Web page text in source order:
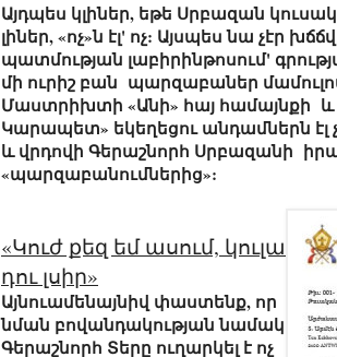
Այդպես կլիներ, եթե Սրբազան
լիներ, «ոչ»ն էլ' ոչ: Այսպես նա չէր
պատմության լաբիրինթոսում'
մի ուրիշ բան պարզաբաներ
Մաստրիխտի «Անի» հայ համայնքի և
Կարապետ» եկեղեցու անդամներն
և վրդովի Գերաշնորհ Սրբազանի
«պարզաբանումներից»:
«Կուժ քեզ եմ ասում, կուլա
դու լսիր»
Այնուամենայնիվ փաստենք, որ
նման բովանդակության նամակ
Գերաշնորհ Տերը ուղարկել է ոչ